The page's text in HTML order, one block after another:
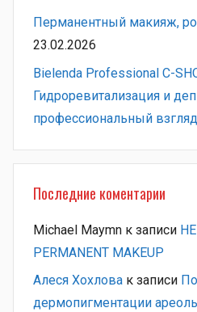
Перманентный макияж,
23.02.2026
Bielenda Professional C-
Гидроревитализация и
профессиональный взгляд
Последние коментарии
Michael Maymn к записи
PERMANENT MAKEUP
Алеся Хохлова к записи
дермопигментации